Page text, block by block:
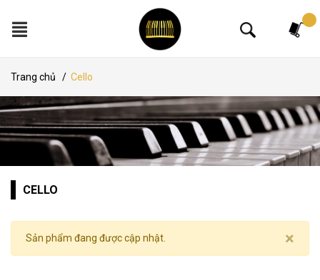
Trang chủ / Cello
CELLO
×
Sản phẩm đang được cập nhật.